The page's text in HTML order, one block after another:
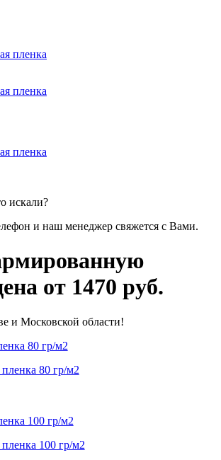
пленка
пленка
пленка
искали?
и наш менеджер свяжется с Вами.
от 1470 руб.
и Московской области!
80 гр/м2
100 гр/м2